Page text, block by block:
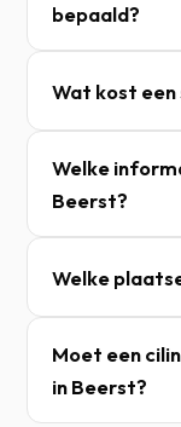
bepaald?
Wat kost
Welke
Beerst?
Welke
Moet een
in Beerst?